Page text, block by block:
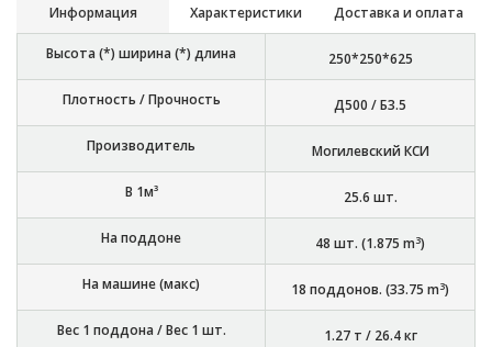
Информация Характеристики Доставка и оплата
Высота (*) ширина (*) длина 250*250*625
Плотность / Прочность Д500 / Б3.5
Производитель Могилевский КСИ
В 1м³ 25.6 шт.
На поддоне 48 шт. (1.875 m3)
На машине (макс) 18 поддонов. (33.75 m3)
Вес 1 поддона / Вес 1 шт. 1.27 т / 26.4 кг